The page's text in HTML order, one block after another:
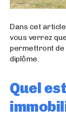
Dans cet
vous verrez
permettront de
diplôme.
Quel